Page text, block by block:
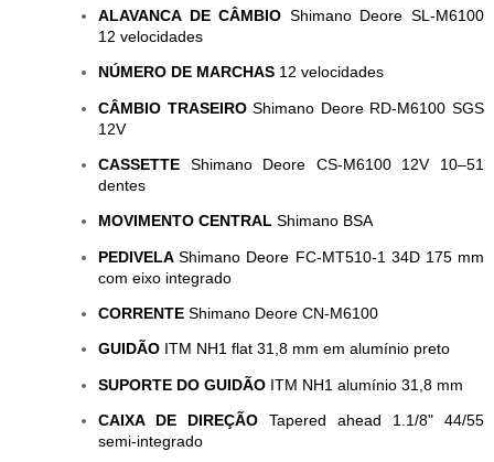
ALAVANCA DE CÂMBIO Shimano Deore SL-M6100
12 velocidades
NÚMERO DE MARCHAS 12 velocidades
CÂMBIO TRASEIROShimano Deore RD-M6100 SGS
12V
CASSETTE Shimano Deore CS-M6100 12V 10–51
dentes
MOVIMENTO CENTRAL Shimano BSA
PEDIVELAShimano Deore FC-MT510-1 34D 175 mm
com eixo integrado
CORRENTE Shimano Deore CN-M6100
GUIDÃO ITM NH1 flat 31,8 mm em alumínio preto
SUPORTE DO GUIDÃO ITM NH1 alumínio 31,8 mm
CAIXA DE DIREÇÃO Tapered ahead 1.1/8" 44/55
semi-integrado